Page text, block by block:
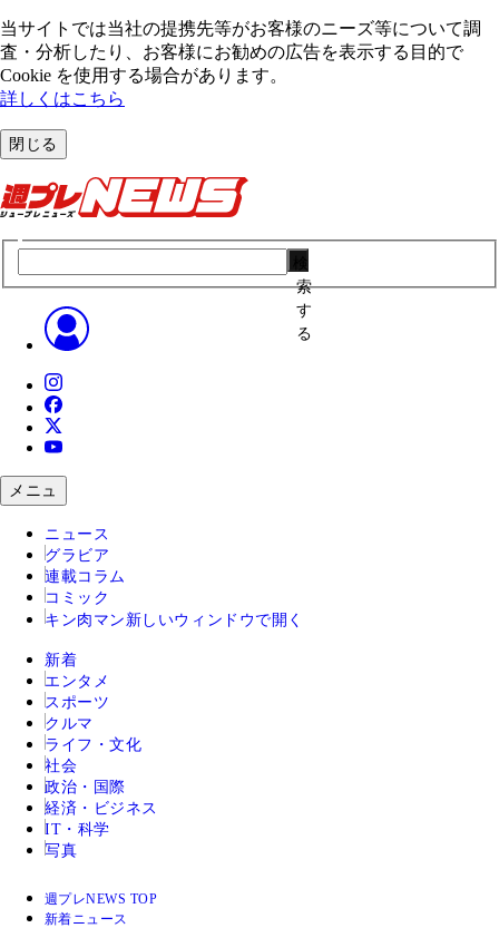
当サイトでは当社の提携先等がお客様のニーズ等について調
査・分析したり、お客様にお勧めの広告を表⽰する⽬的で
Cookie を使⽤する場合があります。
詳しくはこちら
閉じる
索
す
る
メニュ
ニュース
グラビア
連載コラム
コミック
キン肉マン 新しいウィンドウで開く
新着
エンタメ
スポーツ
クルマ
ライフ・文化
社会
政治・国際
経済・ビジネス
IT・科学
写真
週プレNEWS TOP
新着ニュース